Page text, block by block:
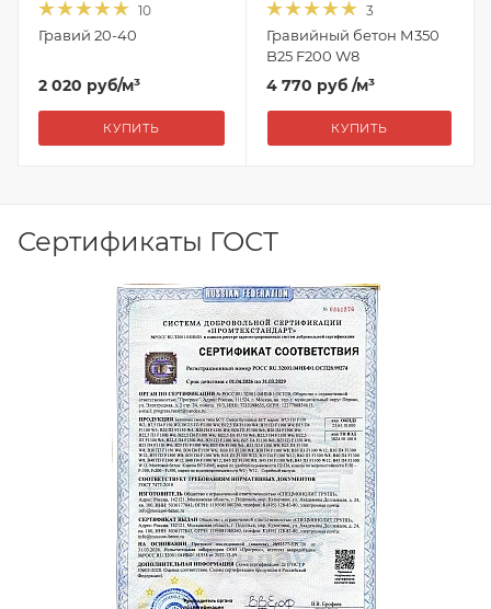
10
Гравий 20-40
2 020 руб/м³
КУПИТЬ
3
Гравийный бетон М350
B25 F200 W8
4 770 руб /м³
КУПИТЬ
Сертификаты ГОСТ